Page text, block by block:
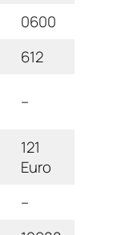
0600
612
–
121
Euro
–